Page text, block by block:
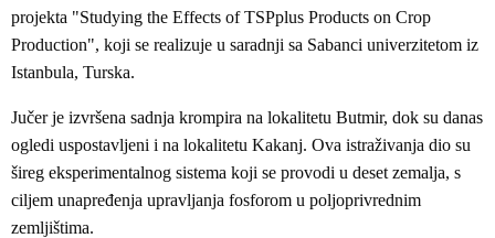
projekta "Studying the Effects of TSPplus Products on Crop
Production", koji se realizuje u saradnji sa Sabanci univerzitetom iz
Istanbula, Turska.
Jučer je izvršena sadnja krompira na lokalitetu Butmir, dok su danas
ogledi uspostavljeni i na lokalitetu Kakanj. Ova istraživanja dio su
šireg eksperimentalnog sistema koji se provodi u deset zemalja, s
ciljem unapređenja upravljanja fosforom u poljoprivrednim
zemljištima.